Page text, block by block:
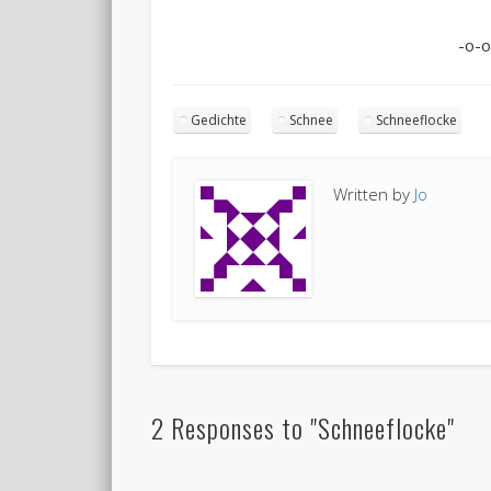
-o-
Gedichte Schnee Schneeflocke
Written by Jo
2 Responses to "Schneeflocke"